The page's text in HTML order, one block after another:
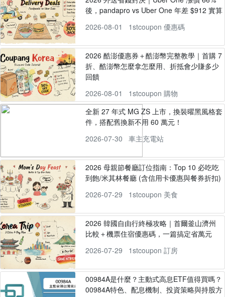
後，pandapro vs Uber One 年差 $912 實算
2026-08-01
1stcoupon 優惠碼
2026 酷澎優惠券＋酷澎幣完整教學｜首購 7
折、酷澎幣怎麼拿怎麼用、折抵會少賺多少
回饋
2026-08-01
1stcoupon 購物
全新 27 年式 MG ZS 上市，換裝曜黑風格套
件，搭配舊換新不用 60 萬元！
2026-07-30
車主充電站
2026 母親節餐廳訂位指南：Top 10 必吃吃
到飽/米其林餐廳 (含信用卡優惠與餐券折扣)
2026-07-29
1stcoupon 美食
2026 韓國自由行終極攻略｜首爾釜山濟州
比較＋機票住宿優惠碼，一篇搞定省萬元
2026-07-29
1stcoupon 訂房
00984A是什麼？主動式高息ETF值得買嗎？
00984A特色、配息機制、投資策略與持股方